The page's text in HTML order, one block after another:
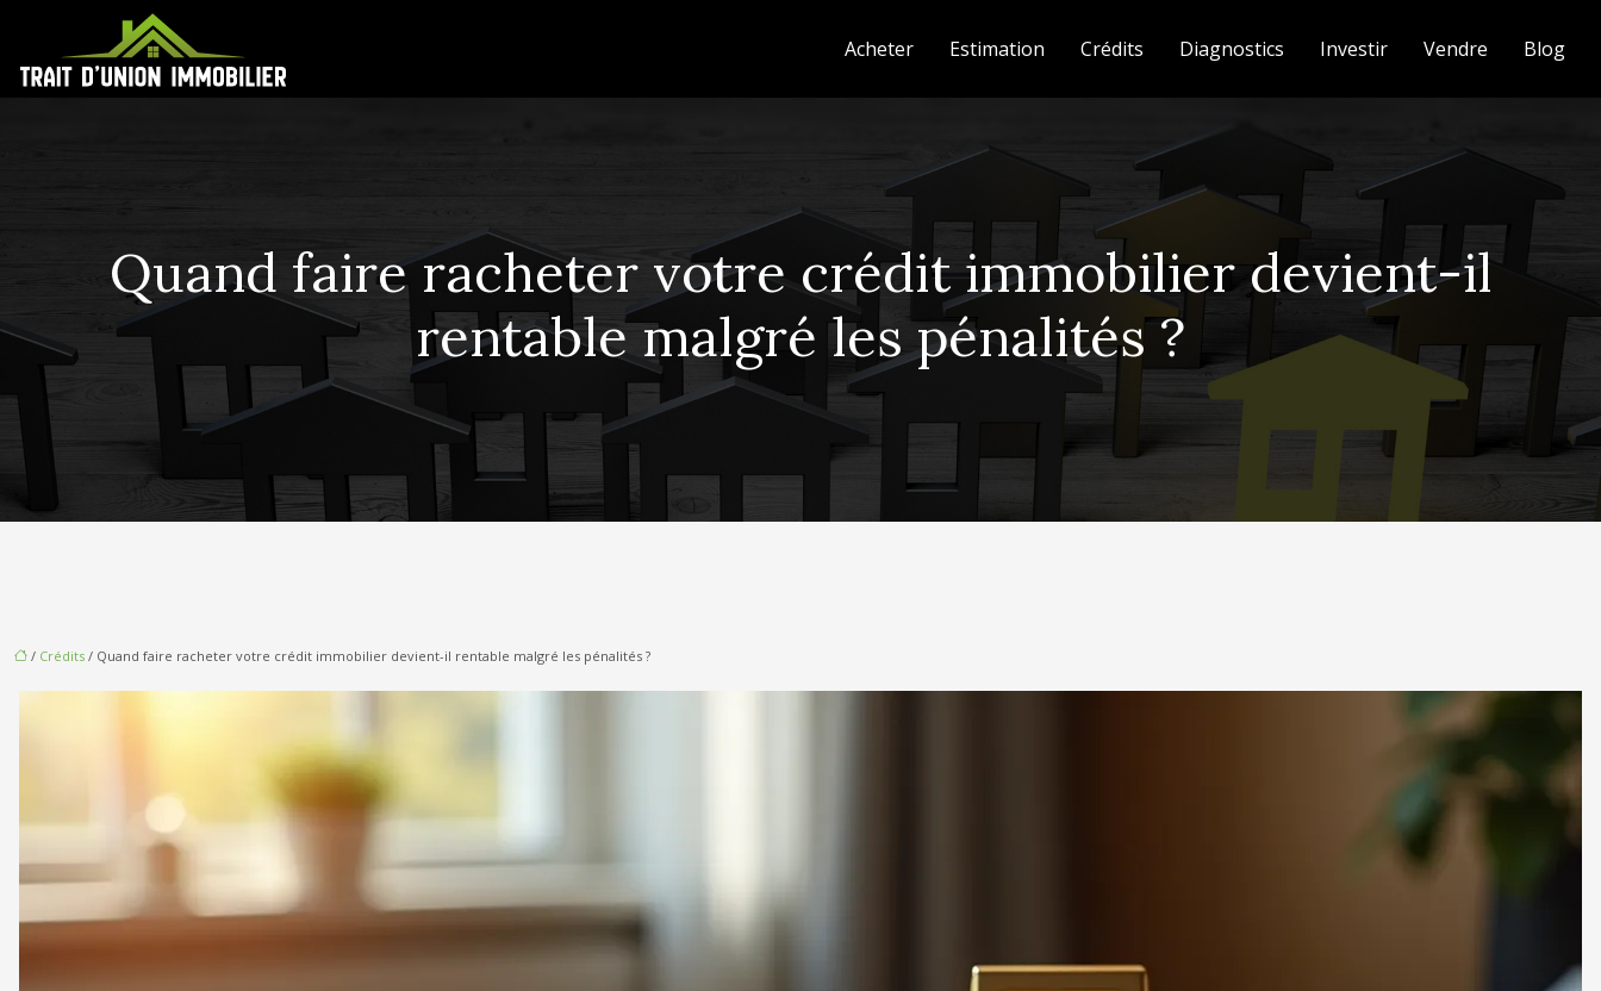
Acheter Estimation Crédits Diagnostics Investir Vendre Blog
Quand faire racheter votre crédit immobilier devient-il
rentable malgré les pénalités ?
/ Crédits / Quand faire racheter votre crédit immobilier devient-il rentable malgré les pénalités ?